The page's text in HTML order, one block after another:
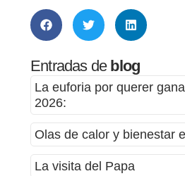
Entradas de blog
La euforia por querer
2026:
Olas de calor y bienestar
La visita del Papa